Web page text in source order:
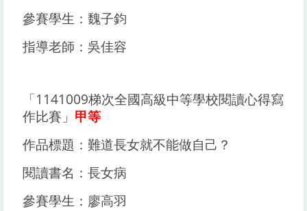
參賽學生：魏子鈞
指導老師：吳佳容
「1141009梯次全國高級中等學校閱讀心得寫
作比賽」 甲等
作品標題：難道長女就不能做自己？
閱讀書名：長女病
參賽學生：廖高羽